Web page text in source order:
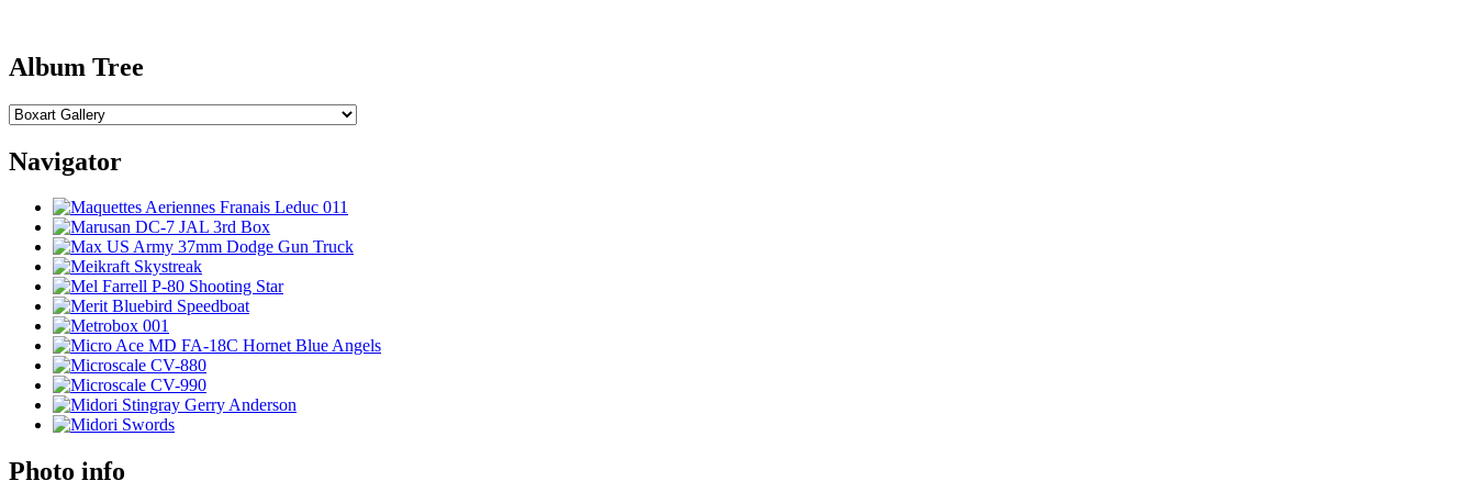
Album Tree
Navigator
Photo info